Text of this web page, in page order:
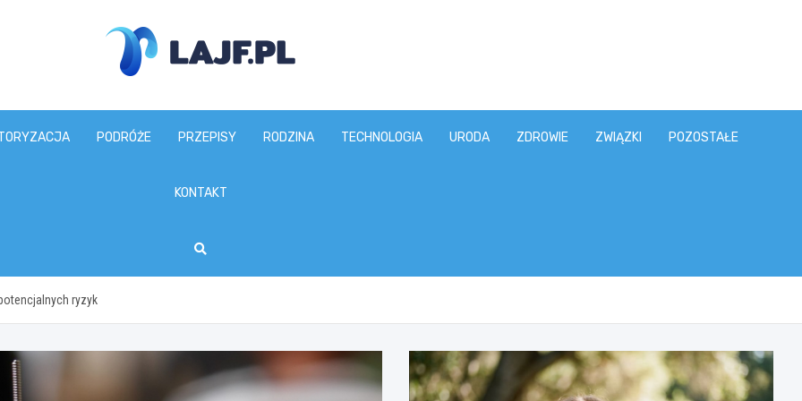
lajf.pl
PODRÓŻE PRZEPISY RODZINA TECHNOLOGIA URODA ZDROWIE ZWIĄZKI POZOSTAŁE
KONTAKT
ryzyk